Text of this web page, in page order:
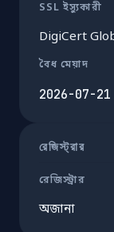
SSL ইস্যুকারী
DigiCert
বৈধ মেয়াদ
2026-07-21
রেজিস্ট্রার
রেজিস্ট্রার
অজানা